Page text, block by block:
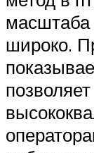
масштаба
широко.